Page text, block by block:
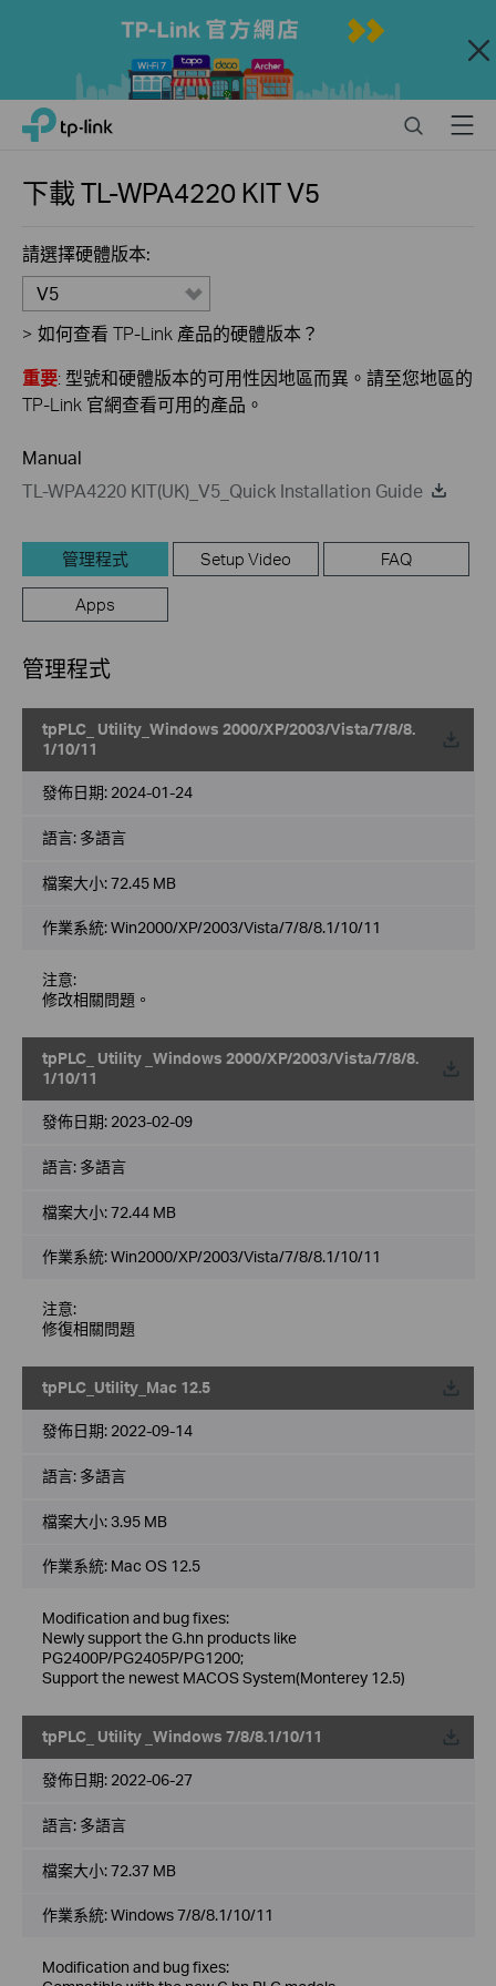
Close
Click
navigation
TP-Link, Reliably Smart SearchMenu
下載TL-WPA4220 KITV5
請選擇硬體版本:
V5
> 如何查看 TP-Link 產品的硬體版本？
重要: 型號和硬體版本的可用性因地區而異。請至您地區的
TP-Link 官網查看可用的產品。
Manual
TL-WPA4220 KIT(UK)_V5_Quick Installation Guide
管理程式 Setup Video FAQ
Apps
管理程式
tpPLC_ Utility_Windows 2000/XP/2003/Vista/7/8/8.
1/10/11
發佈日期: 2024-01-24
語言: 多語言
檔案大小:72.45 MB
作業系統: Win2000/XP/2003/Vista/7/8/8.1/10/11
注意:
修改相關問題。
tpPLC_ Utility _Windows 2000/XP/2003/Vista/7/8/8.
1/10/11
發佈日期: 2023-02-09
語言: 多語言
檔案大小:72.44 MB
作業系統: Win2000/XP/2003/Vista/7/8/8.1/10/11
注意:
修復相關問題
tpPLC_Utility_Mac 12.5
發佈日期: 2022-09-14
語言: 多語言
檔案大小:3.95 MB
作業系統: Mac OS 12.5
Modification and bug fixes:
Newly support the G.hn products like
PG2400P/PG2405P/PG1200;
Support the newest MACOS System(Monterey 12.5)
tpPLC_ Utility _Windows 7/8/8.1/10/11
發佈日期: 2022-06-27
語言: 多語言
檔案大小:72.37 MB
作業系統: Windows 7/8/8.1/10/11
Modification and bug fixes: